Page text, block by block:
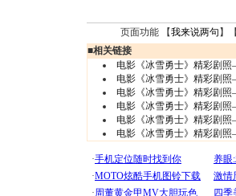
页面功能 【我来说两句 】【
■相关链接
电影《冰雪勇士》精彩剧
电影《冰雪勇士》精彩剧
电影《冰雪勇士》精彩剧
电影《冰雪勇士》精彩剧
电影《冰雪勇士》精彩剧
电影《冰雪勇士》精彩剧